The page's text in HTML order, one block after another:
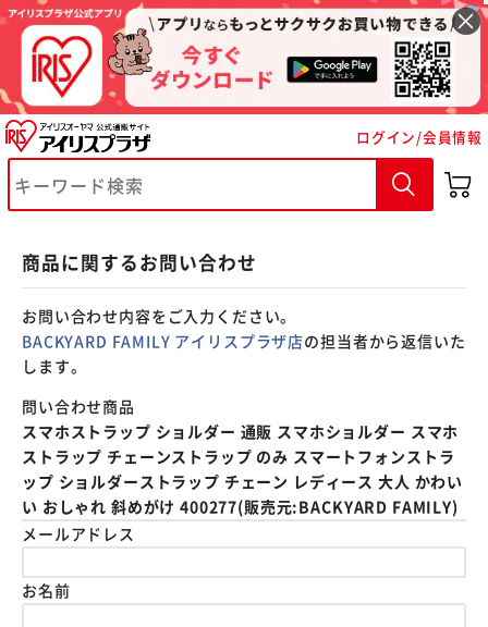
ログイン/会員情報
商品に関するお問い合わせ
お問い合わせ内容をご入力ください。
BACKYARD FAMILY アイリスプラザ店の担当者から返信いた
します。
問い合わせ商品
スマホストラップ ショルダー 通販 スマホショルダー スマホ
ストラップ チェーンストラップ のみ スマートフォンストラ
ップ ショルダーストラップ チェーン レディース 大人 かわい
い おしゃれ 斜めがけ 400277(販売元:BACKYARD FAMILY)
メールアドレス
お名前
※ご確認ください
カートに入れる